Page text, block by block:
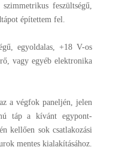
feszültségű,
építettem fel.
egyoldalas, +18 V-os
vagy egyéb elektronika
a végfok paneljén, jelen
táp a kívánt egypont-
kellően sok csatlakozási
mentes kialakításához.